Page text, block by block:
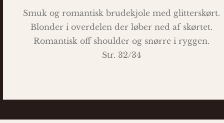
Smuk og romantisk brudekjole med glitterskørt.
Blonder i overdelen der løber ned af skørtet.
Romantisk off shoulder og snørre i ryggen.
Str. 32/34